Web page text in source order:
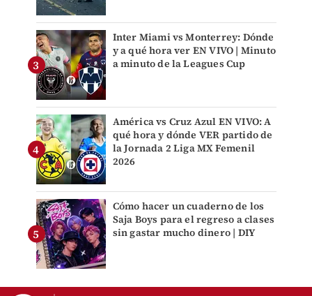
Inter Miami vs Monterrey: Dónde
y a qué hora ver EN VIVO | Minuto
a minuto de la Leagues Cup
América vs Cruz Azul EN VIVO: A
qué hora y dónde VER partido de
la Jornada 2 Liga MX Femenil
2026
Cómo hacer un cuaderno de los
Saja Boys para el regreso a clases
sin gastar mucho dinero | DIY